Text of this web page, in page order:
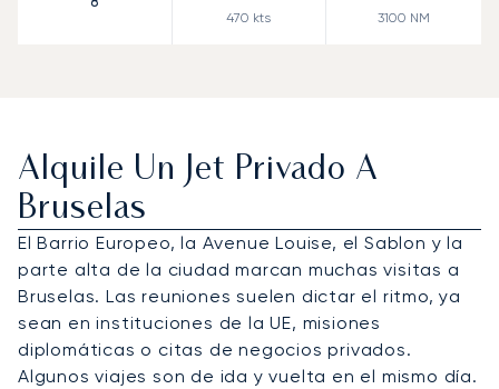
470 kts 3100 NM
Alquile Un Jet Privado A
Bruselas
El Barrio Europeo, la Avenue Louise, el Sablon y la
parte alta de la ciudad marcan muchas visitas a
Bruselas. Las reuniones suelen dictar el ritmo, ya
sean en instituciones de la UE, misiones
diplomáticas o citas de negocios privados.
Algunos viajes son de ida y vuelta en el mismo día.